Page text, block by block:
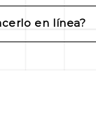
al
en línea?
a 7:00 pm, y